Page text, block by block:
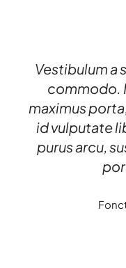
Vestibulum a
commodo.
maximus
id vulputate
purus arcu,